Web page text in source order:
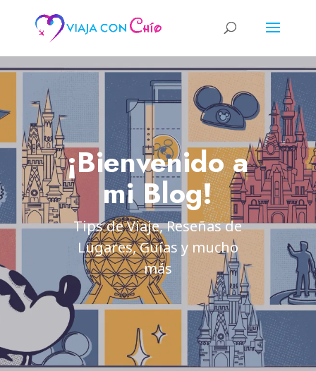
¡Bienvenido a
mi Blog!
Tips de Viaje, Reseñas de
Lugares, Guías y mucho
más